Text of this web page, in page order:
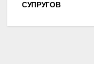
СУПРУГОВ